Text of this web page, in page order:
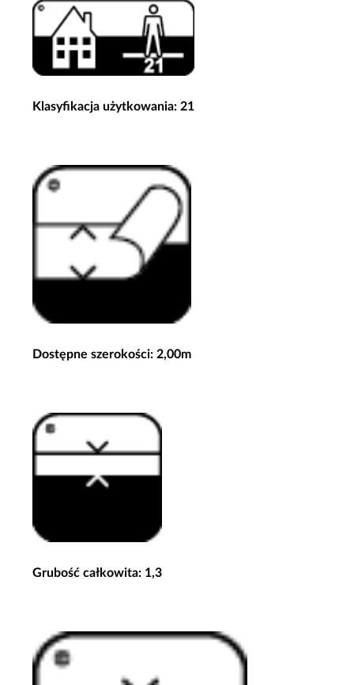
Klasyfikacja użytkowania: 21
Dostępne szerokości: 2,00m
Grubość całkowita: 1,3